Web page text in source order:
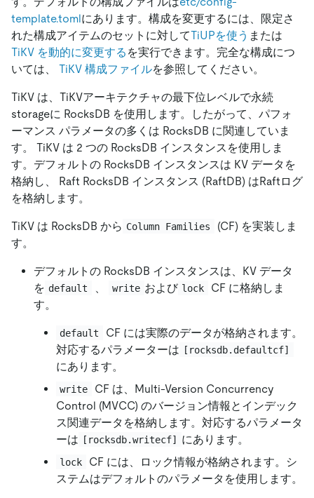
template.tomlにあります。構成を変更するには、限定さ
れた構成アイテムのセットに対してTiUPを使う または
TiKV を動的に変更する を実行できます。完全な構成につ
いては、 TiKV 構成ファイルを参照してください。
TiKV は、TiKVアーキテクチャの最下位レベルで永続
storageに RocksDB を使用します。したがって、パフォ
ーマンス パラメータの多くは RocksDB に関連していま
す。 TiKV は 2 つの RocksDB インスタンスを使用しま
す。デフォルトの RocksDB インスタンスは KV データを
格納し、 Raft RocksDB インスタンス (RaftDB) はRaftログ
を格納します。
TiKV は RocksDB から Column Families
(CF) を実装しま
す。
デフォルトの RocksDB インスタンスは、KV データ
を default write および lock
CF に格納しま
す。
default
CF には実際のデータが格納されます。
対応するパラメーターは [rocksdb.defaultcf]
にあります。
write
CF は、Multi-Version Concurrency
Control (MVCC) のバージョン情報とインデック
ス関連データを格納します。対応するパラメータ
ーは [rocksdb.writecf] にあります。
lock
CF には、ロック情報が格納されます。シ
ステムはデフォルトのパラメータを使用します。